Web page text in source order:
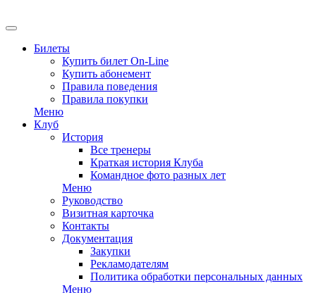
Билеты
Купить билет On-Line
Купить абонемент
Правила поведения
Правила покупки
Меню
Клуб
История
Все тренеры
Краткая история Клуба
Командное фото разных лет
Меню
Руководство
Визитная карточка
Контакты
Документация
Закупки
Рекламодателям
Политика обработки персональных данных
Меню